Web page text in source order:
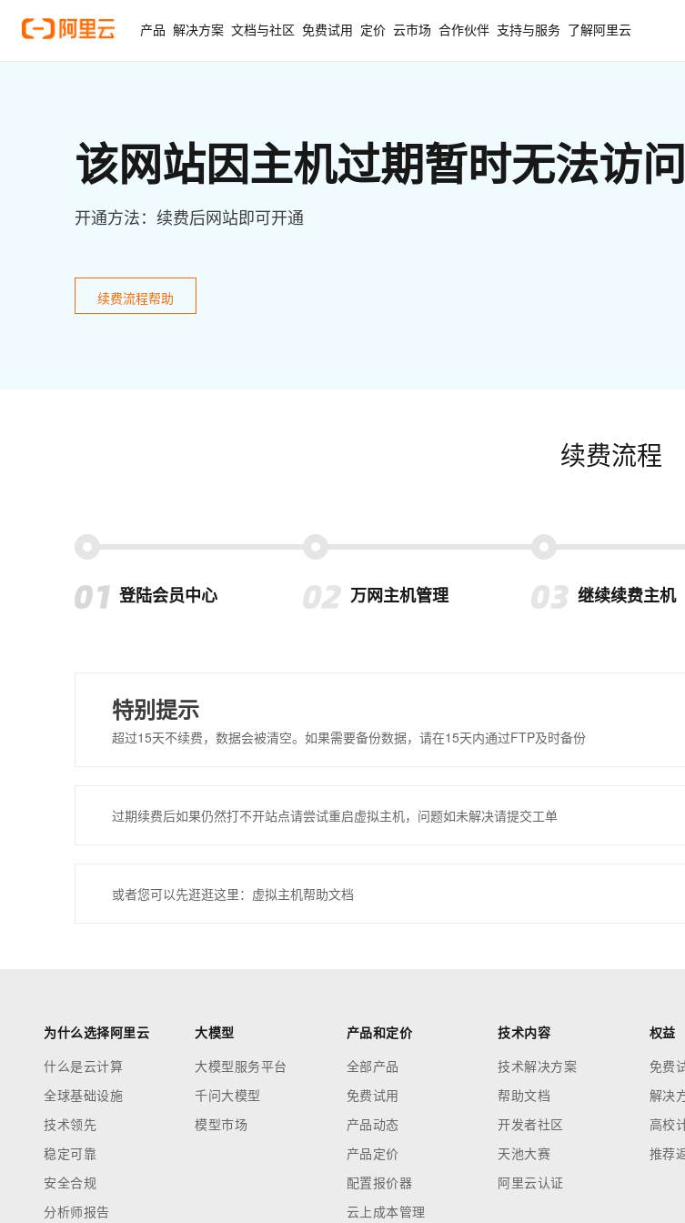
产品 解决方案 文档与社区 免费试用 定价 云市场 合作伙伴 支持与服务 了解阿里云
该网站因主机过期暂时无法访问
开通方法：续费后网站即可开通
续费流程帮助
续费流程
登陆会员中心 万网主机管理 继续续费主机
特别提示
超过15天不续费，数据会被清空。如果需要备份数据，请在15天内通过FTP及时备份
过期续费后如果仍然打不开站点请尝试重启虚拟主机，问题如未解决请提交工单
或者您可以先逛逛这里：虚拟主机帮助文档